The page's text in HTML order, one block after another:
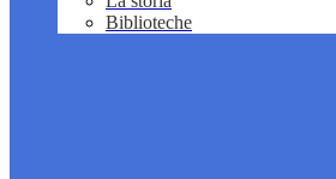
Biblioteche